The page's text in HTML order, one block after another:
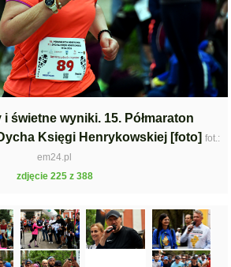
świetne wyniki. 15. Półmaraton
Księgi Henrykowskiej [foto] fot.:
em24.pl
zdjęcie 225 z 388